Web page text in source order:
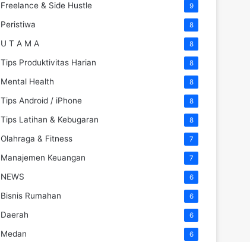
Freelance & Side Hustle 9
Peristiwa 8
U T A M A 8
Tips Produktivitas Harian 8
Mental Health 8
Tips Android / iPhone 8
Tips Latihan & Kebugaran 8
Olahraga & Fitness 7
Manajemen Keuangan 7
NEWS 6
Bisnis Rumahan 6
Daerah 6
Medan 6